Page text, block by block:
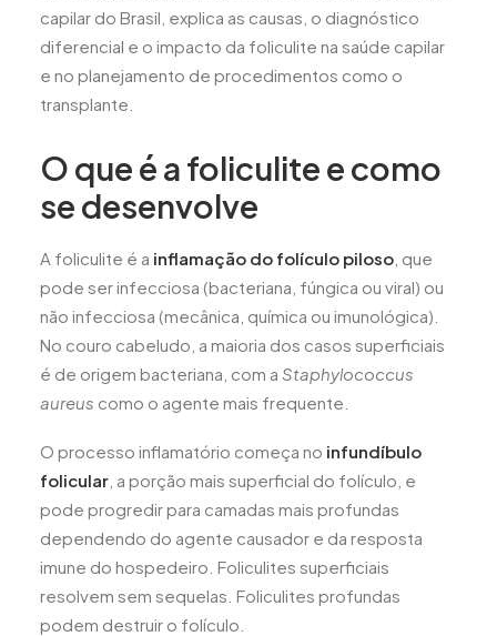
capilar do Brasil, explica as causas, o diagnóstico
diferencial e o impacto da foliculite na saúde capilar
e no planejamento de procedimentos como o
transplante.
O que é a foliculite e como
se desenvolve
A foliculite é a inflamação do folículo piloso , que
pode ser infecciosa (bacteriana, fúngica ou viral) ou
não infecciosa (mecânica, química ou imunológica).
No couro cabeludo, a maioria dos casos superficiais
é de origem bacteriana, com a Staphylococcus
aureus como o agente mais frequente.
O processo inflamatório começa no infundíbulo
folicular , a porção mais superficial do folículo, e
pode progredir para camadas mais profundas
dependendo do agente causador e da resposta
imune do hospedeiro. Foliculites superficiais
resolvem sem sequelas. Foliculites profundas
podem destruir o folículo.